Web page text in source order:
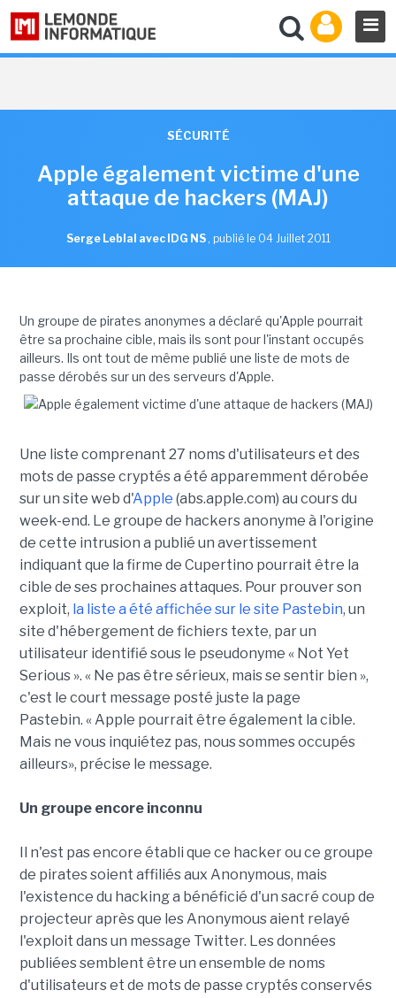
SÉCURITÉ
Apple également victime d'une
attaque de hackers (MAJ)
Serge Leblal avec IDG NS , publié le 04 Juillet 2011
Un groupe de pirates anonymes a déclaré qu'Apple pourrait
être sa prochaine cible, mais ils sont pour l'instant occupés
ailleurs. Ils ont tout de même publié une liste de mots de
passe dérobés sur un des serveurs d'Apple.
Une liste comprenant 27 noms d'utilisateurs et des
mots de passe cryptés a été apparemment dérobée
sur un site web d'Apple (abs.apple.com) au cours du
week-end. Le groupe de hackers anonyme à l'origine
de cette intrusion a publié un avertissement
indiquant que la firme de Cupertino pourrait être la
cible de ses prochaines attaques. Pour prouver son
exploit, la liste a été affichée sur le site Pastebin, un
site d'hébergement de fichiers texte, par un
utilisateur identifié sous le pseudonyme « Not Yet
Serious ». « Ne pas être sérieux, mais se sentir bien »,
c'est le court message posté juste la page
Pastebin. « Apple pourrait être également la cible.
Mais ne vous inquiétez pas, nous sommes occupés
ailleurs», précise le message.
Un groupe encore inconnu
Il n'est pas encore établi que ce hacker ou ce groupe
de pirates soient affiliés aux Anonymous, mais
l'existence du hacking a bénéficié d'un sacré coup de
projecteur après que les Anonymous aient relayé
l'exploit dans un message Twitter. Les données
publiées semblent être un ensemble de noms
d'utilisateurs et de mots de passe cryptés conservés